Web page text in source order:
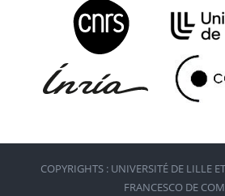
COPYRIGHTS : UNIVERSITÉ DE LILLE
FRANCESCO DE